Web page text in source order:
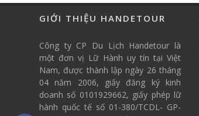
GIỚI THIỆU HANDETOUR
Công ty CP Du Lịch Handetour là
một đơn vị Lữ Hành uy tín tại Việt
Nam, được thành lập ngày 26 tháng
04 năm 2006, giấy đăng ký kinh
doanh số 0101929662, giấy phép lữ
hành quốc tế số 01-380/TCDL- GP-